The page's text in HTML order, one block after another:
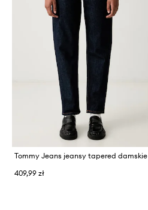
Tommy Jeans jeansy tapered damskie
409,99 zł